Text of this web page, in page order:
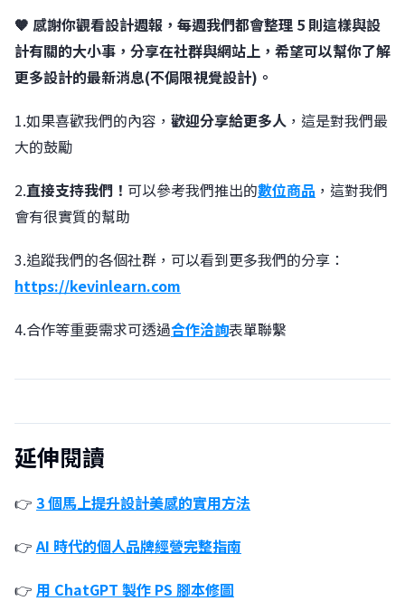
🧡 感謝你觀看設計週報，每週我們都會整理 5 則這樣與設
計有關的大小事，分享在社群與網站上，希望可以幫你了解
更多設計的最新消息(不侷限視覺設計)。
1.如果喜歡我們的內容， 歡迎分享給更多人 ，這是對我們最
大的鼓勵
2.直接支持我們！ 可以參考我們推出的數位商品 ，這對我們
會有很實質的幫助
3.追蹤我們的各個社群，可以看到更多我們的分享：
https://kevinlearn.com
4.合作等重要需求可透過合作洽詢表單聯繫
延伸閱讀
👉 3 個馬上提升設計美感的實用方法
👉 AI 時代的個人品牌經營完整指南
👉 用 ChatGPT 製作 PS 腳本修圖